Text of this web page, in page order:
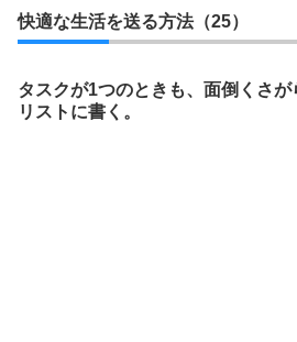
快適な生活を送る方法（25）
タスクが1つのときも、面倒くさ
リストに書く。